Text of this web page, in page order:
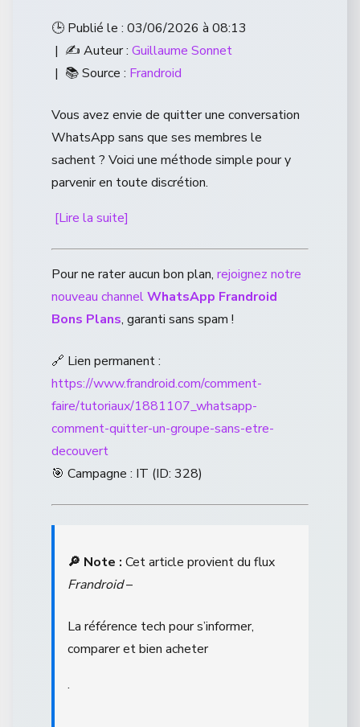
🕒 Publié le : 03/06/2026 à 08:13
| ✍️ Auteur : Guillaume Sonnet
| 📚 Source : Frandroid
Vous avez envie de quitter une conversation
WhatsApp sans que ses membres le
sachent ? Voici une méthode simple pour y
parvenir en toute discrétion.
[Lire la suite]
Pour ne rater aucun bon plan, rejoignez notre
nouveau channelWhatsApp Frandroid
Bons Plans, garanti sans spam !
🔗 Lien permanent :
https://www.frandroid.com/comment-
faire/tutoriaux/1881107_whatsapp-
comment-quitter-un-groupe-sans-etre-
decouvert
🎯 Campagne : IT (ID: 328)
🔎 Note : Cet article provient du flux
Frandroid–
La référence tech pour s’informer,
comparer et bien acheter
.